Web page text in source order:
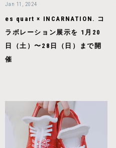
Jan 11, 2024
es quart × INCARNATION. コ
ラボレーション展示を 1月20
日（土）〜28日（日）まで開
催